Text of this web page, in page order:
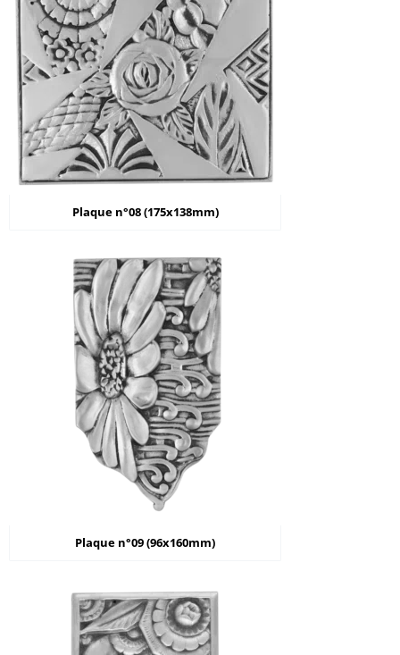
Plaque n°08 (175x138mm)
Plaque n°09 (96x160mm)